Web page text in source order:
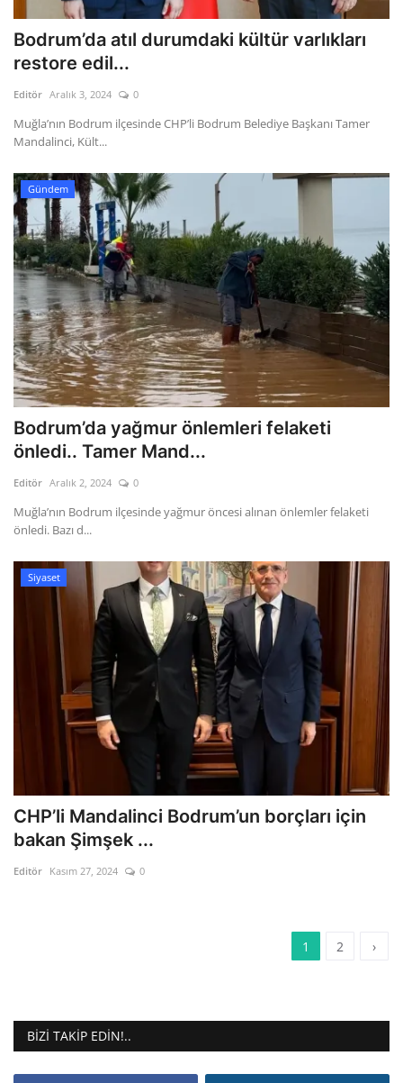
Bodrum’da atıl durumdaki kültür varlıkları
restore edil...
Editör Aralık 3, 2024 0
Muğla’nın Bodrum ilçesinde CHP’li Bodrum Belediye Başkanı Tamer
Mandalinci, Kült...
Gündem
Bodrum’da yağmur önlemleri felaketi
önledi.. Tamer Mand...
Editör Aralık 2, 2024 0
Muğla’nın Bodrum ilçesinde yağmur öncesi alınan önlemler felaketi
önledi. Bazı d...
Siyaset
CHP’li Mandalinci Bodrum’un borçları için
bakan Şimşek ...
Editör Kasım 27, 2024 0
1 2 ›
BIZI TAKIP EDIN!..